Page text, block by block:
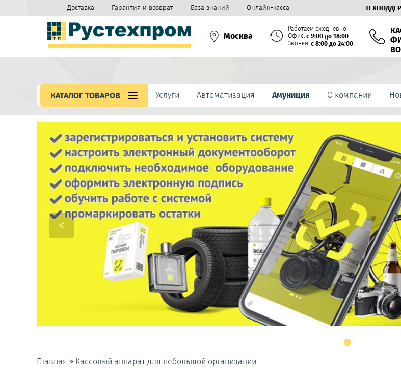
Доставка Гарантия и возврат База знаний Онлайн-касса
Москва
Работаем ежедневно
Офис: с 9:00 до 18:00
Звонки: с 8:00 до 24:00
КАТАЛОГ ТОВАРОВ Услуги Автоматизация Амуниция О компании
<
Главная » Кассовый аппарат для небольшой организации